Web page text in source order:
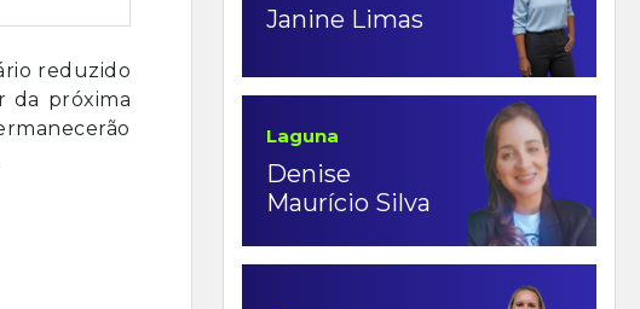
reduzido
da próxima
Janine Limas
Laguna
Denise
Maurício Silva